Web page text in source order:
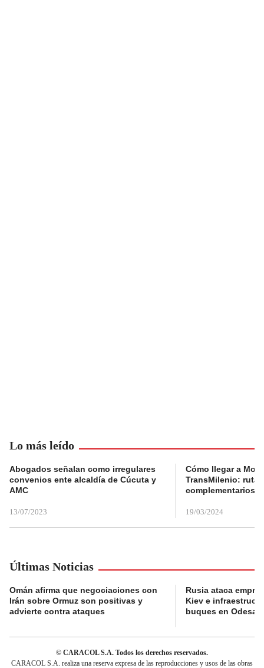
Lo más leído
Abogados señalan como irregulares
convenios ente alcaldía de Cúcuta y
AMC
13/07/2023
Cómo llegar a
TransMilenio:
complementarios
19/03/2024
Últimas Noticias
Omán afirma que negociaciones con
Irán sobre Ormuz son positivas y
advierte contra ataques
Rusia ataca
Kiev e
buques en Odesa
© CARACOL S.A. Todos los derechos reservados.
CARACOL S.A. realiza una reserva expresa de las reproducciones y usos de las obras